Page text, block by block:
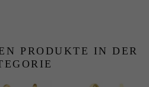
PRODUKTE IN DER